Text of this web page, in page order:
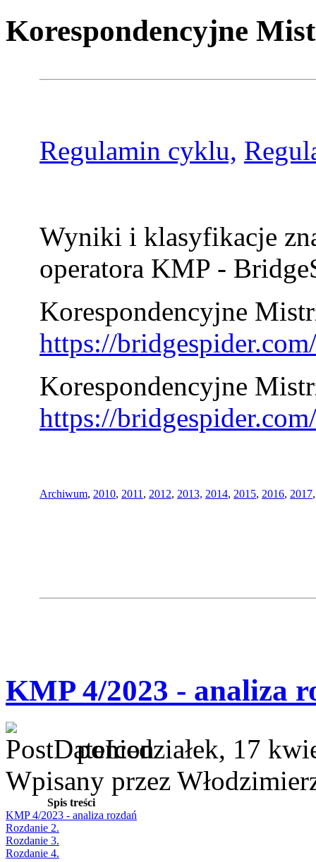
Korespondencyjne
Regulamin cyklu,
Wyniki i klasyfikacje
operatora KMP -
Korespondencyjne
https://
Korespondencyjne
https://
Archiwum, 2010, 2011 , 2012, 2013, 2014, 2015, 2016, 2017
KMP 4/2023 - analiza
poniedziałek, 17
Wpisany przez
Spis treści
KMP 4/2023 - analiza rozdań
Rozdanie 2.
Rozdanie 3.
Rozdanie 4.